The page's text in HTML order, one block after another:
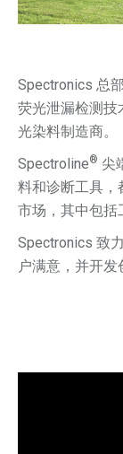
Spectronics 总
荧光泄漏检测技
光染料制造商。
Spectroline® 尖
料和诊断工具，
市场，其中包括
Spectronics 致
户满意，并开发